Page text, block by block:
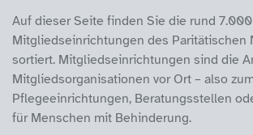
Auf dieser Seite finden Sie die rund 7.000
Mitgliedseinrichtungen des Paritätischen
sortiert. Mitgliedseinrichtungen sind die
Mitgliedsorganisationen vor Ort – also
Pflegeeinrichtungen, Beratungsstellen
für Menschen mit Behinderung.